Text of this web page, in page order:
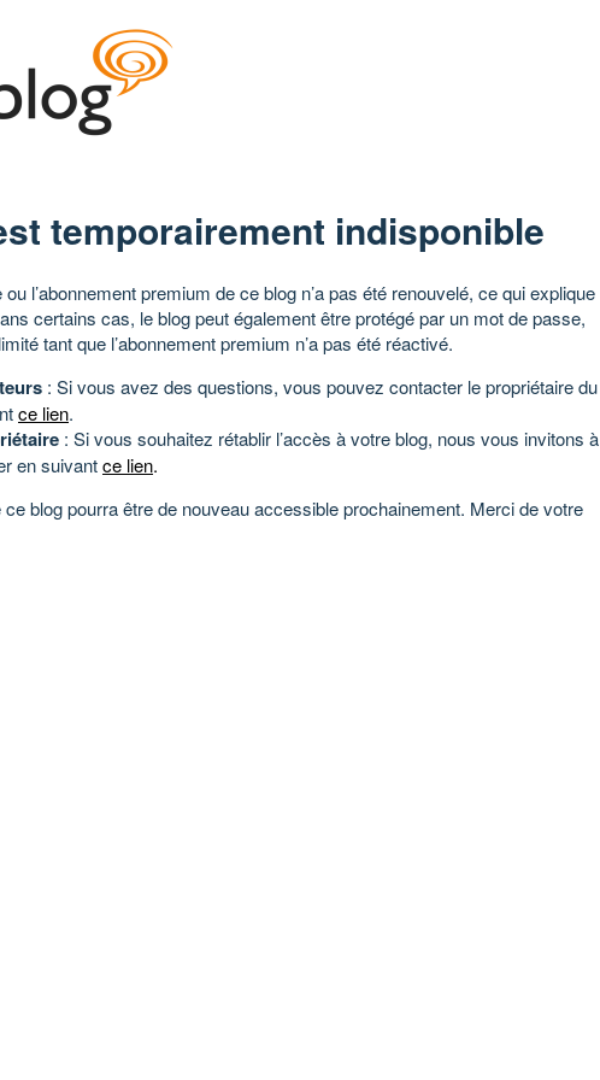
temporairement indisponible
l’abonnement premium de ce blog n’a pas été renouvelé, ce qui explique
certains cas, le blog peut également être protégé par un mot de passe,
tant que l’abonnement premium n’a pas été réactivé.
: Si vous avez des questions, vous pouvez contacter le propriétaire du
ce lien.
: Si vous souhaitez rétablir l’accès à votre blog, nous vous invitons à
en suivantce lien.
blog pourra être de nouveau accessible prochainement. Merci de votre